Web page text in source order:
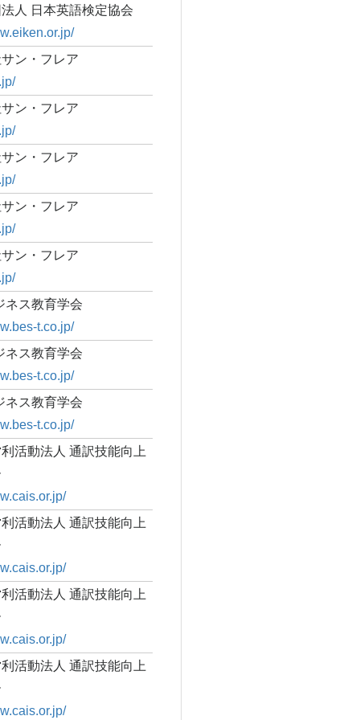
人 日本英語検定協会
ン・フレア
ン・フレア
ン・フレア
ン・フレア
ン・フレア
ネス教育学会
t.co.jp/
ネス教育学会
t.co.jp/
ネス教育学会
t.co.jp/
活動法人 通訳技能向上
活動法人 通訳技能向上
活動法人 通訳技能向上
活動法人 通訳技能向上